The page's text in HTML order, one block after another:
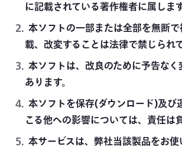
に記載されている著作権者に属します
本ソフトの一部または全部を無断
載、改変することは法律で禁じられ
本ソフトは、改良のために予告な
あります。
本ソフトを保存(ダウンロード)及び
こる他への影響については、責任は
本サービスは、弊社当該製品をお